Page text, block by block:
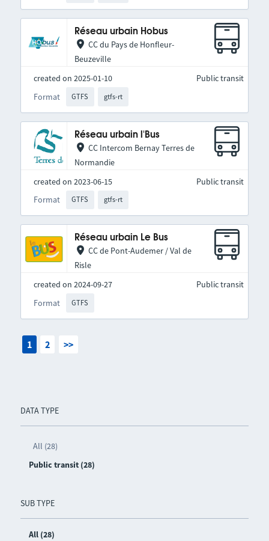
DATA TYPE
All (28)
Public transit (28)
SUB TYPE
All (28)
Réseau urbain Hobus
CC du Pays de Honfleur-
Beuzeville
created on 2025-01-10
Format
GTFS gtfs-rt
Public transit
Réseau urbain l'Bus
CC Intercom Bernay Terres de
Normandie
created on 2023-06-15
Format
GTFS gtfs-rt
Public transit
Réseau urbain Le Bus
CC de Pont-Audemer / Val de
Risle
created on 2024-09-27
Format
GTFS
Public transit
1 2 >>